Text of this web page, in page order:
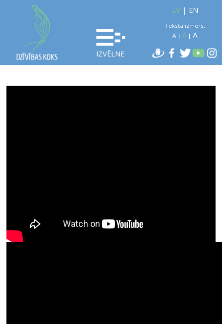
IZVĒLNE
LV| EN
Teksta izmērs:
A| A| A